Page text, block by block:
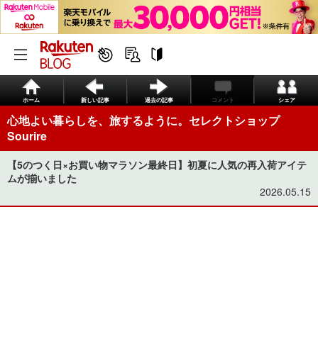
ホーム 新しい記事 過去の記事 コメント シェア
心地よい暮らしを、旅するように。セレクトショップ
Sourire
【5のつく日×お買い物マラソン最終日】初夏に人気の再入荷アイテ
ムが揃いました
2026.05.15